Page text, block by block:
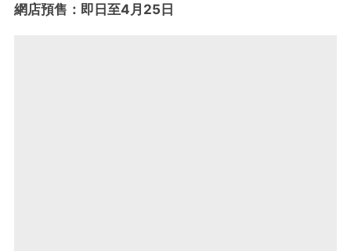
網店預售：即日至4月25日